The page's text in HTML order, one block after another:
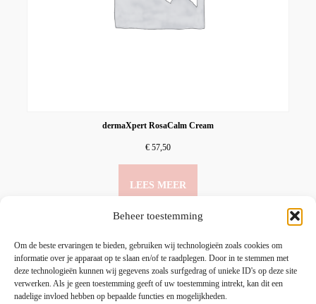
Beheer toestemming
Om de beste ervaringen te bieden, gebruiken wij technologieën zoals cookies om
informatie over je apparaat op te slaan en/of te raadplegen. Door in te stemmen met
deze technologieën kunnen wij gegevens zoals surfgedrag of unieke ID's op deze site
verwerken. Als je geen toestemming geeft of uw toestemming intrekt, kan dit een
nadelige invloed hebben op bepaalde functies en mogelijkheden.
dermaXpert RosaCalm Cream
€ 57,50
LEES MEER